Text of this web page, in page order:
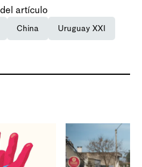
artículo
China Uruguay XXI